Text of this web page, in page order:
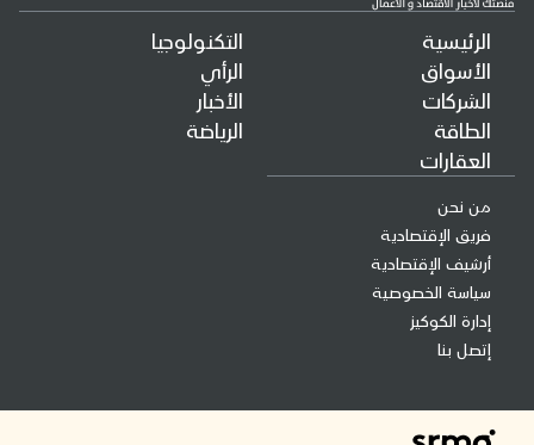
الرئيسية
الأسواق
الشركات
الطاقة
العقارات
التكنولوجيا
الرأي
الأخبار
الرياضة
من نحن
فريق الإقتصادية
أرشيف الإقتصادية
سياسة الخصوصية
إدارة الكوكيز
إتصل بنا